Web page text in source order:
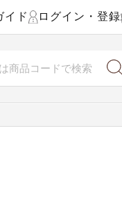
イド ログイン・登録